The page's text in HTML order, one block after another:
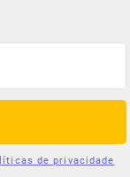
de privacidade